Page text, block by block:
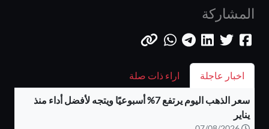
المشاركة
اخبار عاجلة اراء ذات صلة
سعر الذهب اليوم يرتفع 7% أسبوعيًا ويتجه لأفضل أداء منذ
يناير